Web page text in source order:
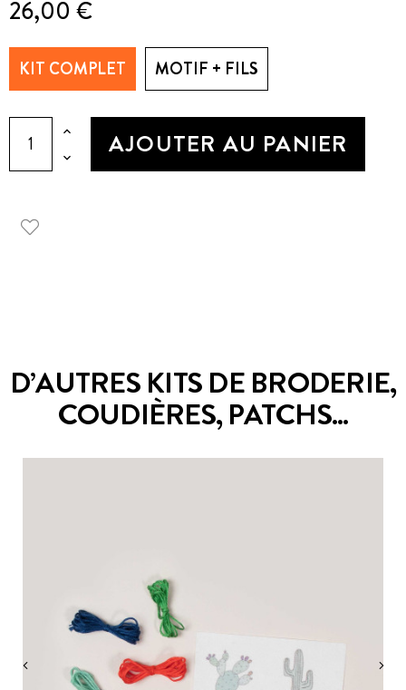
26,00 €
KIT COMPLET MOTIF + FILS
AJOUTER AU PANIER
D’AUTRES KITS DE BRODERIE,
COUDIÈRES, PATCHS...